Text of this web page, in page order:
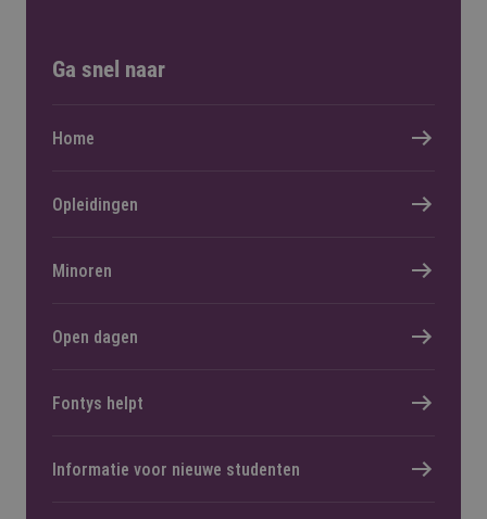
Ga snel naar
Home
Opleidingen
Minoren
Open dagen
Fontys helpt
Informatie voor nieuwe studenten